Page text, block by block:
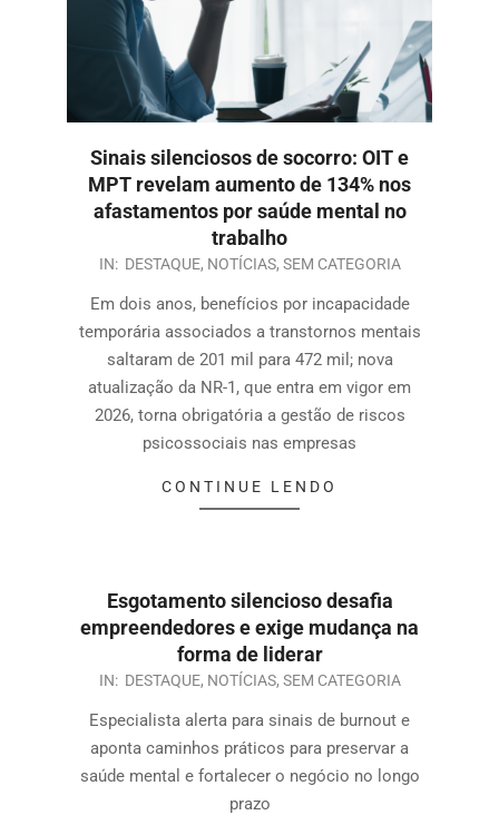
Sinais silenciosos de socorro: OIT e
MPT revelam aumento de 134% nos
afastamentos por saúde mental no
trabalho
IN: DESTAQUE, NOTÍCIAS, SEM CATEGORIA
Em dois anos, benefícios por incapacidade
temporária associados a transtornos mentais
saltaram de 201 mil para 472 mil; nova
atualização da NR-1, que entra em vigor em
2026, torna obrigatória a gestão de riscos
psicossociais nas empresas
CONTINUE LENDO
Esgotamento silencioso desafia
empreendedores e exige mudança na
forma de liderar
IN: DESTAQUE, NOTÍCIAS, SEM CATEGORIA
Especialista alerta para sinais de burnout e
aponta caminhos práticos para preservar a
saúde mental e fortalecer o negócio no longo
prazo